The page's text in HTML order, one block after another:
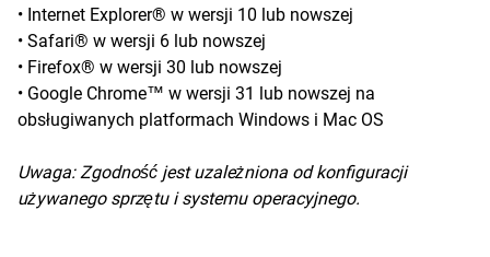
• Internet Explorer® w wersji 10 lub nowszej
• Safari® w wersji 6 lub nowszej
• Firefox® w wersji 30 lub nowszej
• Google Chrome™ w wersji 31 lub nowszej na
obsługiwanych platformach Windows i Mac OS
Uwaga: Zgodność jest uzależniona od konfiguracji
używanego sprzętu i systemu operacyjnego.